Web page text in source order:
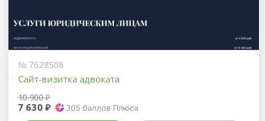
№ 7628508
Сайт-визитка адвоката
10 900 ₽
7 630 ₽ 305 баллов Плюса